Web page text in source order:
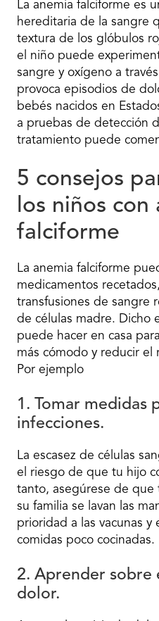
La anemia falciforme es
hereditaria de la sangre
textura de los glóbulos
el niño puede
sangre y oxígeno a
provoca episodios de
bebés nacidos en
a pruebas de detección
tratamiento puede
5 consejos
los niños con
falciforme
La anemia falciforme
medicamentos
transfusiones de sangre
de células madre. Dicho
puede hacer en casa
más cómodo y reducir el
Por ejemplo
1. Tomar medidas
infecciones.
La escasez de células
el riesgo de que tu hijo
tanto, asegúrese de que
su familia se lavan las
prioridad a las vacunas y
comidas poco cocinadas.
2. Aprender
dolor.